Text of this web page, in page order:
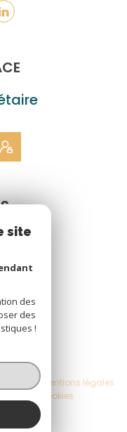
Mentions légales
Cookies
site
des
des
!